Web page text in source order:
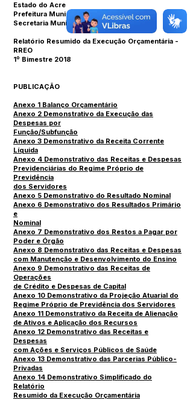
Estado do Acre
Prefeitura Municipal de Manoel Urbano
Secretaria Municipal de Finanças
Relatório Resumido da Execução Orçamentária -
RREO
1º Bimestre 2018
PUBLICAÇÃO
Anexo 1 Balanço Orçamentário
Anexo 2 Demonstrativo da Execução das
Despesas por
Função/Subfunção
Anexo 3 Demonstrativo da Receita Corrente
Líquida
Anexo 4 Demonstrativo das Receitas e Despesas
Previdenciárias do Regime Próprio de
Previdência
dos Servidores
Anexo 5 Demonstrativo do Resultado Nominal
Anexo 6 Demonstrativo dos Resultados Primário
e
Nominal
Anexo 7 Demonstrativo dos Restos a Pagar por
Poder e Órgão
Anexo 8 Demonstrativo das Receitas e Despesas
com Manutenção e Desenvolvimento do Ensino
Anexo 9 Demonstrativo das Receitas de
Operações
de Crédito e Despesas de Capital
Anexo 10 Demonstrativo da Projeção Atuarial do
Regime Próprio de Previdência dos Servidores
Anexo 11 Demonstrativo da Receita de Alienação
de Ativos e Aplicação dos Recursos
Anexo 12 Demonstrativo das Receitas e
Despesas
com Ações e Serviços Públicos de Saúde
Anexo 13 Demonstrativo das Parcerias Público-
Privadas
Anexo 14 Demonstrativo Simplificado do
Relatório
Resumido da Execução Orçamentária